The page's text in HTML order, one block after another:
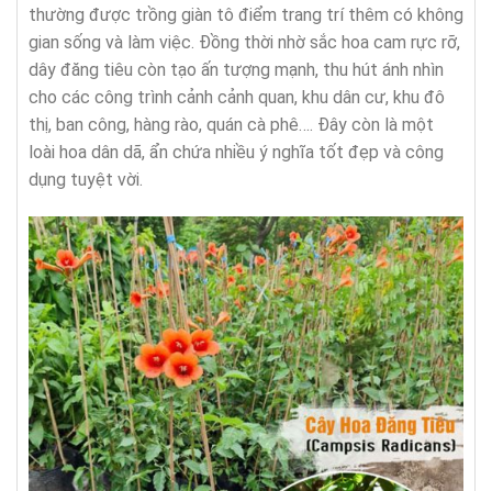
thường được trồng giàn tô điểm trang trí thêm có không
gian sống và làm việc. Đồng thời nhờ sắc hoa cam rực rỡ,
dây đăng tiêu còn tạo ấn tượng mạnh, thu hút ánh nhìn
cho các công trình cảnh cảnh quan, khu dân cư, khu đô
thị, ban công, hàng rào, quán cà phê…. Đây còn là một
loài hoa dân dã, ẩn chứa nhiều ý nghĩa tốt đẹp và công
dụng tuyệt vời.